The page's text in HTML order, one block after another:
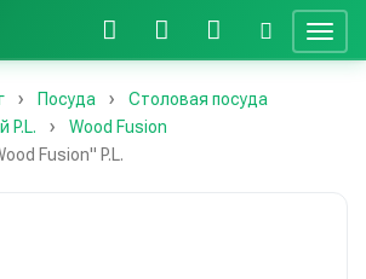
Посуда
Столовая посуда
P.L.
Wood Fusion
Fusion" P.L.